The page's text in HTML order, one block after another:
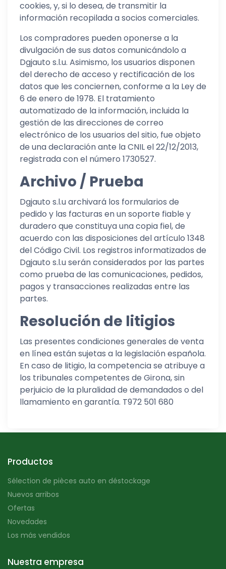
cookies, y, si lo desea, de transmitir la
información recopilada a socios comerciales.
Los compradores pueden oponerse a la
divulgación de sus datos comunicándolo a
Dgjauto s.l.u. Asimismo, los usuarios disponen
del derecho de acceso y rectificación de los
datos que les conciernen, conforme a la Ley de
6 de enero de 1978. El tratamiento
automatizado de la información, incluida la
gestión de las direcciones de correo
electrónico de los usuarios del sitio, fue objeto
de una declaración ante la CNIL el 22/12/2013,
registrada con el número 1730527.
Archivo / Prueba
Dgjauto s.l.u archivará los formularios de
pedido y las facturas en un soporte fiable y
duradero que constituya una copia fiel, de
acuerdo con las disposiciones del artículo 1348
del Código Civil. Los registros informatizados de
Dgjauto s.l.u serán considerados por las partes
como prueba de las comunicaciones, pedidos,
pagos y transacciones realizadas entre las
partes.
Resolución de litigios
Las presentes condiciones generales de venta
en línea están sujetas a la legislación española.
En caso de litigio, la competencia se atribuye a
los tribunales competentes de Girona, sin
perjuicio de la pluralidad de demandados o del
llamamiento en garantía. T972 501 680
Productos
Sélection de pièces auto en déstockage
Nuevos arribos
Ofertas
Novedades
Los más vendidos
Nuestra empresa